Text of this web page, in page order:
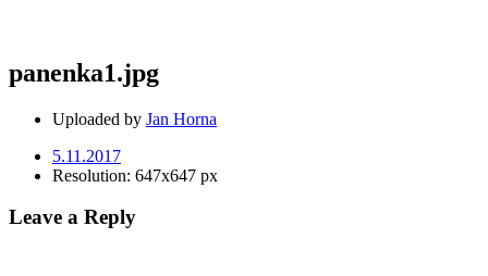
panenka1.jpg
Uploaded by Jan Horna
5.11.2017
Resolution: 647x647 px
Leave a Reply